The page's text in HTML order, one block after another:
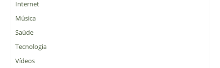
Internet
Música
Saúde
Tecnologia
Vídeos